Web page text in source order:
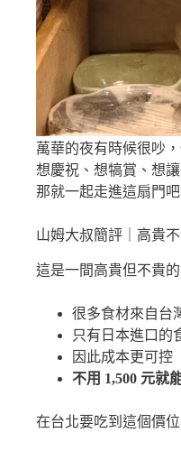
萬華的夜有時候很吵
想慶祝、想犒賞、想
那就一起走進這扇門吧
山姆大叔簡評｜高貴
這是一間高貴但不貴
很多食材來自台
只有日本進口的
因此成本更可控
不用 1,500 元就
在台北要吃到這個價